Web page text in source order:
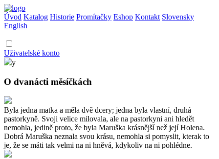
Úvod Katalog Historie Promítačky Eshop Kontakt Slovensky
English
Uživatelské konto
y
O dvanácti měsíčkách
Byla jedna matka a měla dvě dcery; jedna byla vlastní, druhá
pastorkyně. Svoji velice milovala, ale na pastorkyni ani hledět
nemohla, jedině proto, že byla Maruška krásnější než její Holena.
Dobrá Maruška neznala svou krásu, nemohla si pomyslit, kterak to
je, že se máti tak velmi na ni hněvá, kdykoliv na ni pohlédne.